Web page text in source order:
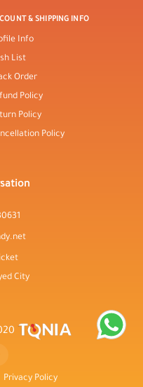
& SHIPPING INFO
Info
List
Order
Policy
Policy
Policy
City
Privacy Policy